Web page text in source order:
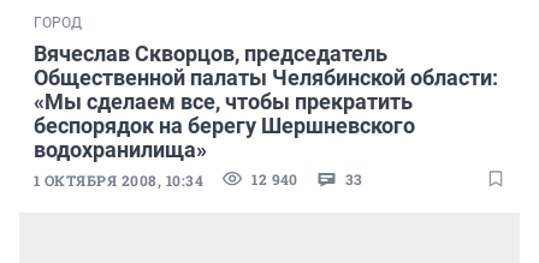
ГОРОД
Вячеслав Скворцов, председатель
Общественной палаты Челябинской области:
«Мы сделаем все, чтобы прекратить
беспорядок на берегу Шершневского
водохранилища»
1 ОКТЯБРЯ 2008, 10:34 12 940 33